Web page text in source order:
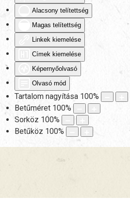
Alacsony telítettség
Magas telítettség
Linkek kiemelése
Címek kiemelése
Képernyőolvasó
Olvasó mód
Tartalom nagyítása 100%
Betűméret 100%
Sorköz 100%
Betűköz 100%